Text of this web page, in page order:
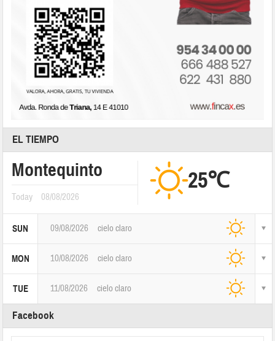
EL TIEMPO
Montequinto
Today 08/08/2026
25℃
SUN 09/08/2026 cielo claro
MON 10/08/2026 cielo claro
TUE 11/08/2026 cielo claro
Facebook